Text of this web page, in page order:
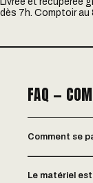
dès 7h. Comptoir au
FAQ —
Comment se
Le matériel